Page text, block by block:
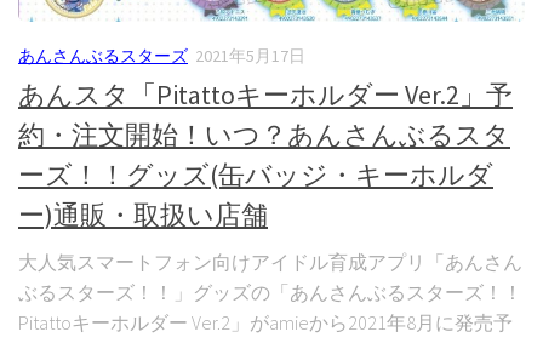
あんさんぶるスターズ 2021年5月17日
あんスタ「Pitattoキーホルダー Ver.2」予
約・注文開始！いつ？あんさんぶるスタ
ーズ！！グッズ(缶バッジ・キーホルダ
ー)通販・取扱い店舗
大人気スマートフォン向けアイドル育成アプリ「あんさん
ぶるスターズ！！」グッズの「あんさんぶるスターズ！！
Pitattoキーホルダー Ver.2」がamieから2021年8月に発売予